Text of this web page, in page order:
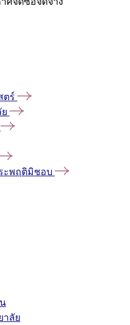
ตร์
ะพฤติมิชอบ
าลัย